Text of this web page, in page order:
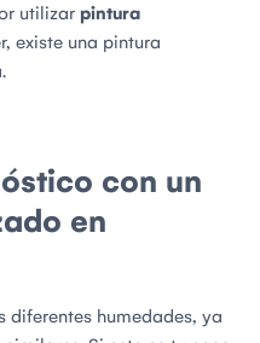
utilizar pintura
existe una pintura
con un
en
diferentes humedades, ya